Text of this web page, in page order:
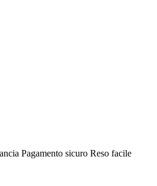
Pagamento sicuro Reso facile